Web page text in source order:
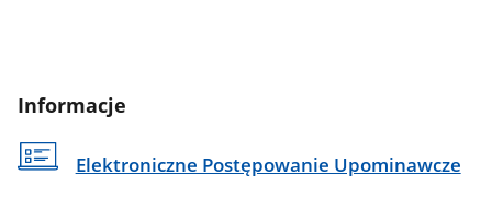
Informacje
Elektroniczne Postępowanie Upominawcze